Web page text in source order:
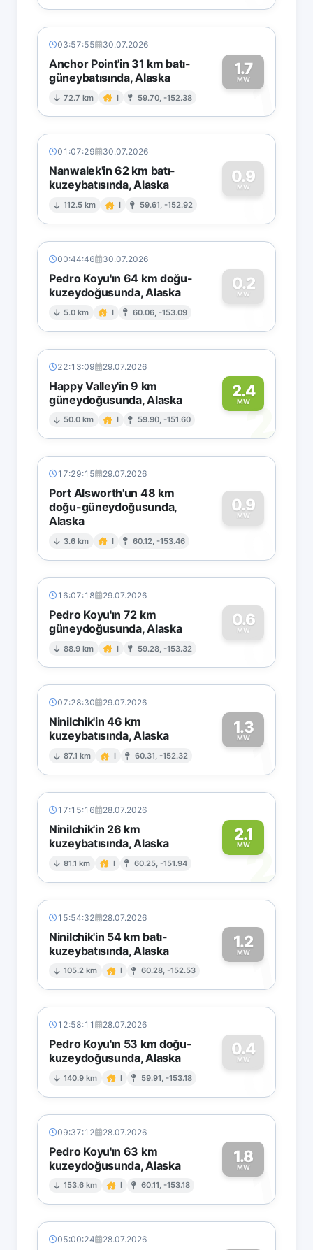
03:57:55 30.07.2026
Anchor Point'in 31 km batı-
güneybatısında, Alaska
72.7 km I 59.70, -152.38
1.7
MW1
01:07:29 30.07.2026
Nanwalek'in 62 km batı-
kuzeybatısında, Alaska
112.5 km I 59.61, -152.92
0.9
MW
0
00:44:46 30.07.2026
Pedro Koyu'ın 64 km doğu-
kuzeydoğusunda, Alaska
5.0 km I 60.06, -153.09
0.2
MW
0
22:13:09 29.07.2026
Happy Valley'in 9 km
güneydoğusunda, Alaska
50.0 km I 59.90, -151.60
2.4
MW2
17:29:15 29.07.2026
Port Alsworth'un 48 km
doğu-güneydoğusunda,
Alaska
3.6 km I 60.12, -153.46
0.9
MW
0
16:07:18 29.07.2026
Pedro Koyu'ın 72 km
güneydoğusunda, Alaska
88.9 km I 59.28, -153.32
0.6
MW
0
07:28:30 29.07.2026
Ninilchik'in 46 km
kuzeybatısında, Alaska
87.1 km I 60.31, -152.32
1.3
MW1
17:15:16 28.07.2026
Ninilchik'in 26 km
kuzeybatısında, Alaska
81.1 km I 60.25, -151.94
2.1
MW2
15:54:32 28.07.2026
Ninilchik'in 54 km batı-
kuzeybatısında, Alaska
105.2 km I 60.28, -152.53
1.2
MW1
12:58:11 28.07.2026
Pedro Koyu'ın 53 km doğu-
kuzeydoğusunda, Alaska
140.9 km I 59.91, -153.18
0.4
MW
0
09:37:12 28.07.2026
Pedro Koyu'ın 63 km
kuzeydoğusunda, Alaska
153.6 km I 60.11, -153.18
1.8
MW1
05:00:24 28.07.2026